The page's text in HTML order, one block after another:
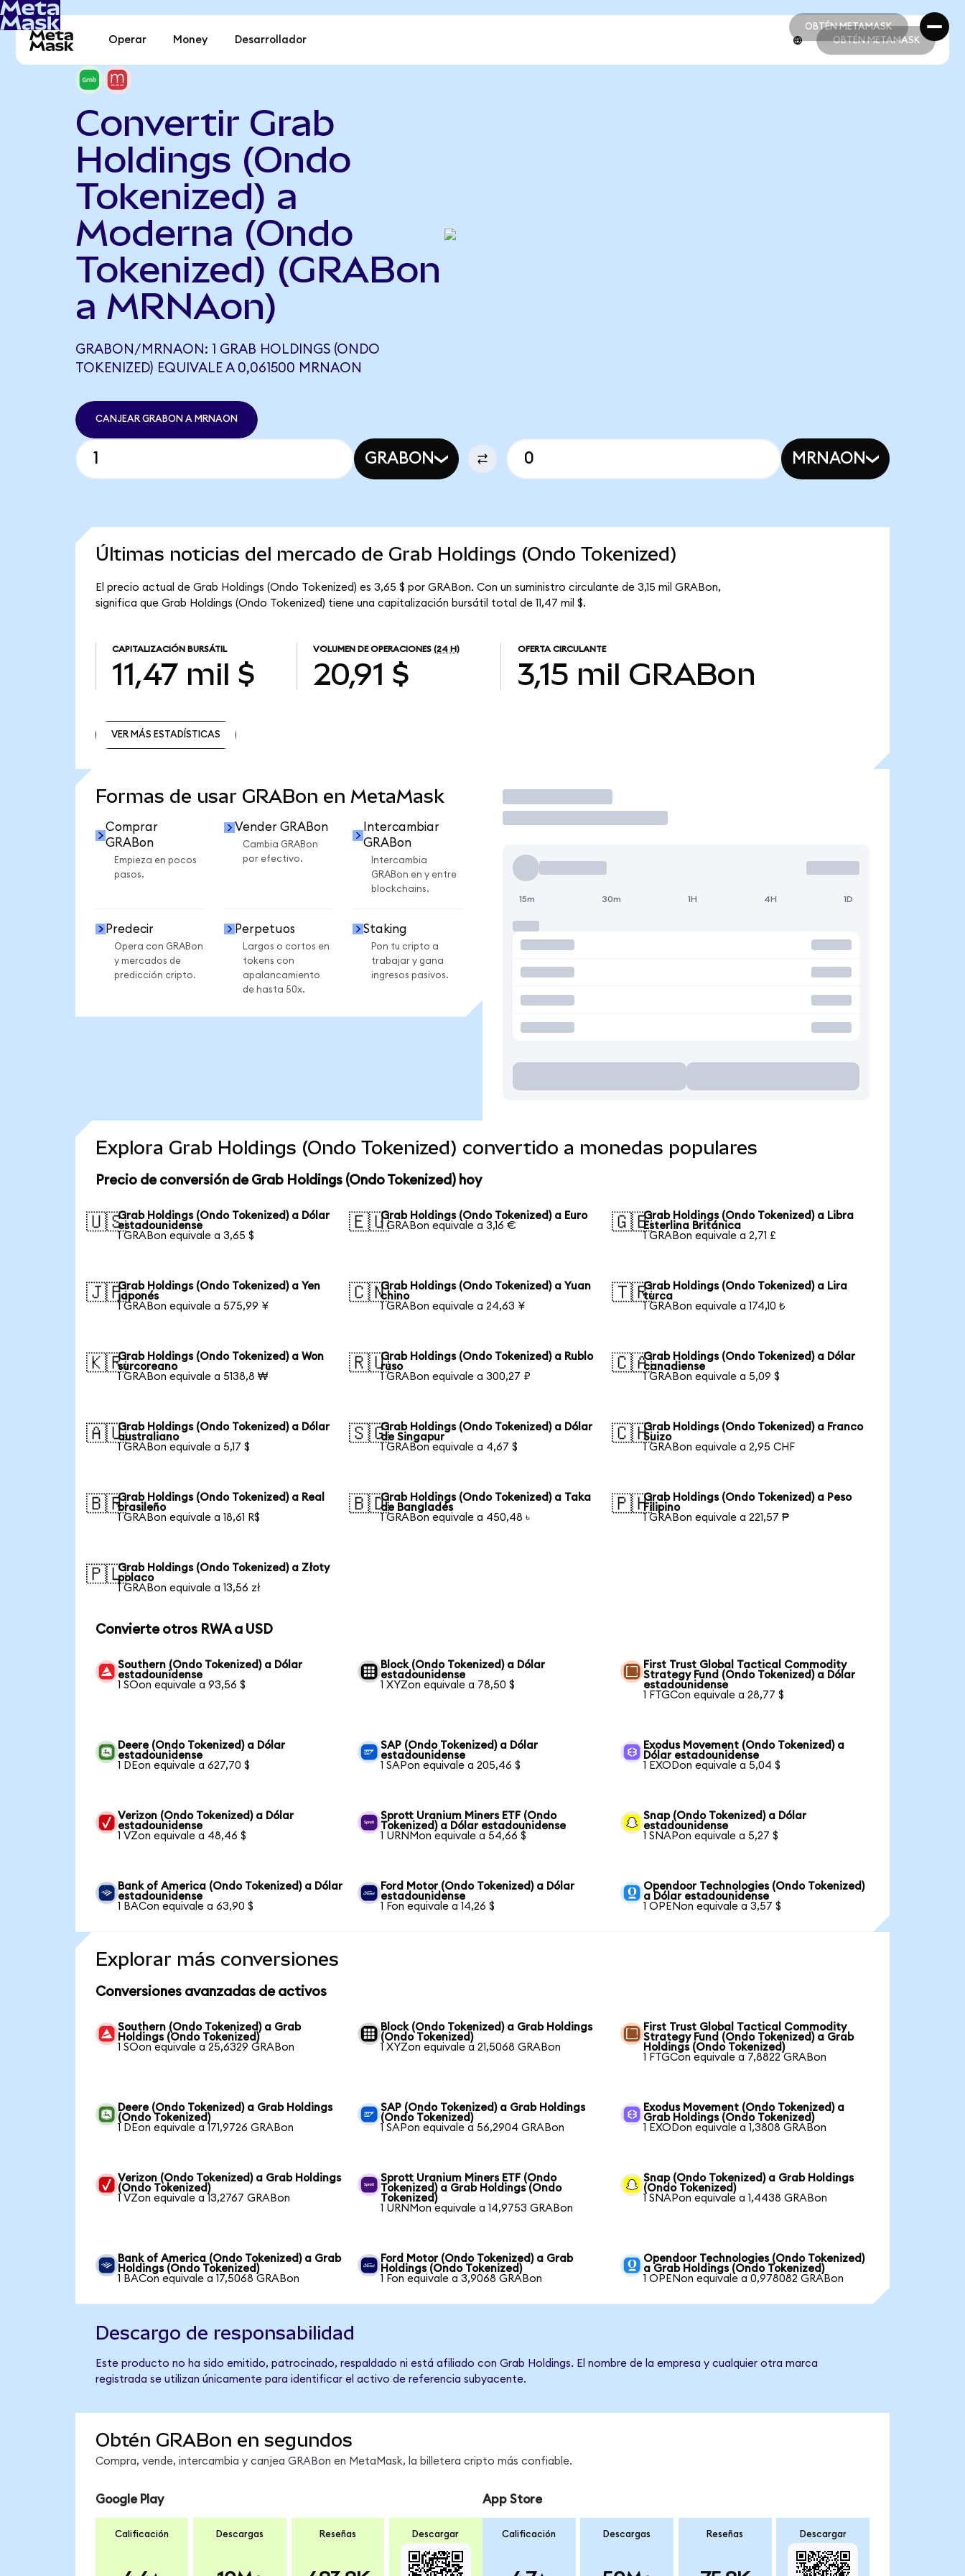
OBTÉN METAMASK
OBTÉN METAMASK
Operar Money Desarrollador OBTÉN METAMASK
Convertir Grab
Holdings (Ondo
Tokenized) a
Moderna (Ondo
Tokenized) (GRABon
a MRNAon)
GRABON/MRNAON: 1 GRAB HOLDINGS (ONDO
TOKENIZED) EQUIVALE A 0,061500 MRNAON
CANJEAR GRABON A MRNAON
GRABON MRNAON
Últimas noticias del mercado de Grab Holdings (Ondo Tokenized)
El precio actual de Grab Holdings (Ondo Tokenized) es 3,65 $ por GRABon. Con un suministro circulante de 3,15 mil GRABon,
significa que Grab Holdings (Ondo Tokenized) tiene una capitalización bursátil total de 11,47 mil $.
CAPITALIZACIÓN BURSÁTIL
11,47 mil $
VOLUMEN DE OPERACIONES (24 H)
20,91 $
OFERTA CIRCULANTE
3,15 mil GRABon
VER MÁS ESTADÍSTICAS
Formas de usar GRABon en MetaMask
Comprar
GRABon
Empieza en pocos
pasos.
Vender GRABon
Cambia GRABon
por efectivo.
Intercambiar
GRABon
Intercambia
GRABon en y entre
blockchains.
Predecir
Opera con GRABon
y mercados de
predicción cripto.
Perpetuos
Largos o cortos en
tokens con
apalancamiento
de hasta 50x.
Staking
Pon tu cripto a
trabajar y gana
ingresos pasivos.
Operar
15m 30m 1H 4H 1D
Explora Grab Holdings (Ondo Tokenized) convertido a monedas populares
Precio de conversión de Grab Holdings (Ondo Tokenized) hoy
🇺🇸Grab Holdings (Ondo Tokenized) a Dólar
estadounidense
1 GRABon equivale a 3,65 $
🇪🇺Grab Holdings (Ondo Tokenized) a Euro
1 GRABon equivale a 3,16 €
🇬🇧Grab Holdings (Ondo Tokenized) a Libra
Esterlina Británica
1 GRABon equivale a 2,71 £
🇯🇵Grab Holdings (Ondo Tokenized) a Yen
japonés
1 GRABon equivale a 575,99 ¥
🇨🇳Grab Holdings (Ondo Tokenized) a Yuan
chino
1 GRABon equivale a 24,63 ¥
🇹🇷Grab Holdings (Ondo Tokenized) a Lira
turca
1 GRABon equivale a 174,10 ₺
🇰🇷Grab Holdings (Ondo Tokenized) a Won
surcoreano
1 GRABon equivale a 5138,8 ₩
🇷🇺Grab Holdings (Ondo Tokenized) a Rublo
ruso
1 GRABon equivale a 300,27 ₽
🇨🇦Grab Holdings (Ondo Tokenized) a Dólar
canadiense
1 GRABon equivale a 5,09 $
🇦🇺Grab Holdings (Ondo Tokenized) a Dólar
australiano
1 GRABon equivale a 5,17 $
🇸🇬Grab Holdings (Ondo Tokenized) a Dólar
de Singapur
1 GRABon equivale a 4,67 $
🇨🇭Grab Holdings (Ondo Tokenized) a Franco
Suizo
1 GRABon equivale a 2,95 CHF
🇧🇷Grab Holdings (Ondo Tokenized) a Real
brasileño
1 GRABon equivale a 18,61 R$
🇧🇩Grab Holdings (Ondo Tokenized) a Taka
de Bangladés
1 GRABon equivale a 450,48 ৳
🇵🇭Grab Holdings (Ondo Tokenized) a Peso
Filipino
1 GRABon equivale a 221,57 ₱
🇵🇱Grab Holdings (Ondo Tokenized) a Złoty
polaco
1 GRABon equivale a 13,56 zł
Convierte otros RWA a USD
Southern (Ondo Tokenized) a Dólar
estadounidense
1 SOon equivale a 93,56 $
Block (Ondo Tokenized) a Dólar
estadounidense
1 XYZon equivale a 78,50 $
First Trust Global Tactical Commodity
Strategy Fund (Ondo Tokenized) a Dólar
estadounidense
1 FTGCon equivale a 28,77 $
Deere (Ondo Tokenized) a Dólar
estadounidense
1 DEon equivale a 627,70 $
SAP (Ondo Tokenized) a Dólar
estadounidense
1 SAPon equivale a 205,46 $
Exodus Movement (Ondo Tokenized) a
Dólar estadounidense
1 EXODon equivale a 5,04 $
Verizon (Ondo Tokenized) a Dólar
estadounidense
1 VZon equivale a 48,46 $
Sprott Uranium Miners ETF (Ondo
Tokenized) a Dólar estadounidense
1 URNMon equivale a 54,66 $
Snap (Ondo Tokenized) a Dólar
estadounidense
1 SNAPon equivale a 5,27 $
Bank of America (Ondo Tokenized) a Dólar
estadounidense
1 BACon equivale a 63,90 $
Ford Motor (Ondo Tokenized) a Dólar
estadounidense
1 Fon equivale a 14,26 $
Opendoor Technologies (Ondo Tokenized)
a Dólar estadounidense
1 OPENon equivale a 3,57 $
Explorar más conversiones
Conversiones avanzadas de activos
Southern (Ondo Tokenized) a Grab
Holdings (Ondo Tokenized)
1 SOon equivale a 25,6329 GRABon
Block (Ondo Tokenized) a Grab Holdings
(Ondo Tokenized)
1 XYZon equivale a 21,5068 GRABon
First Trust Global Tactical Commodity
Strategy Fund (Ondo Tokenized) a Grab
Holdings (Ondo Tokenized)
1 FTGCon equivale a 7,8822 GRABon
Deere (Ondo Tokenized) a Grab Holdings
(Ondo Tokenized)
1 DEon equivale a 171,9726 GRABon
SAP (Ondo Tokenized) a Grab Holdings
(Ondo Tokenized)
1 SAPon equivale a 56,2904 GRABon
Exodus Movement (Ondo Tokenized) a
Grab Holdings (Ondo Tokenized)
1 EXODon equivale a 1,3808 GRABon
Verizon (Ondo Tokenized) a Grab Holdings
(Ondo Tokenized)
1 VZon equivale a 13,2767 GRABon
Sprott Uranium Miners ETF (Ondo
Tokenized) a Grab Holdings (Ondo
Tokenized)
1 URNMon equivale a 14,9753 GRABon
Snap (Ondo Tokenized) a Grab Holdings
(Ondo Tokenized)
1 SNAPon equivale a 1,4438 GRABon
Bank of America (Ondo Tokenized) a Grab
Holdings (Ondo Tokenized)
1 BACon equivale a 17,5068 GRABon
Ford Motor (Ondo Tokenized) a Grab
Holdings (Ondo Tokenized)
1 Fon equivale a 3,9068 GRABon
Opendoor Technologies (Ondo Tokenized)
a Grab Holdings (Ondo Tokenized)
1 OPENon equivale a 0,978082 GRABon
Descargo de responsabilidad
Este producto no ha sido emitido, patrocinado, respaldado ni está afiliado con Grab Holdings. El nombre de la empresa y cualquier otra marca
registrada se utilizan únicamente para identificar el activo de referencia subyacente.
Obtén GRABon en segundos
Compra, vende, intercambia y canjea GRABon en MetaMask, la billetera cripto más confiable.
Google Play
Calificación Descargas Reseñas Descargar
App Store
Calificación Descargas Reseñas Descargar